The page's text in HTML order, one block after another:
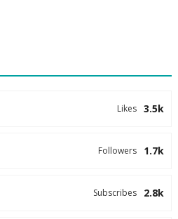
3.5k
Likes
1.7k
Followers
2.8k
Subscribes